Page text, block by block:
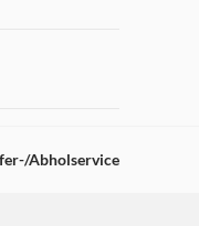
Abholservice